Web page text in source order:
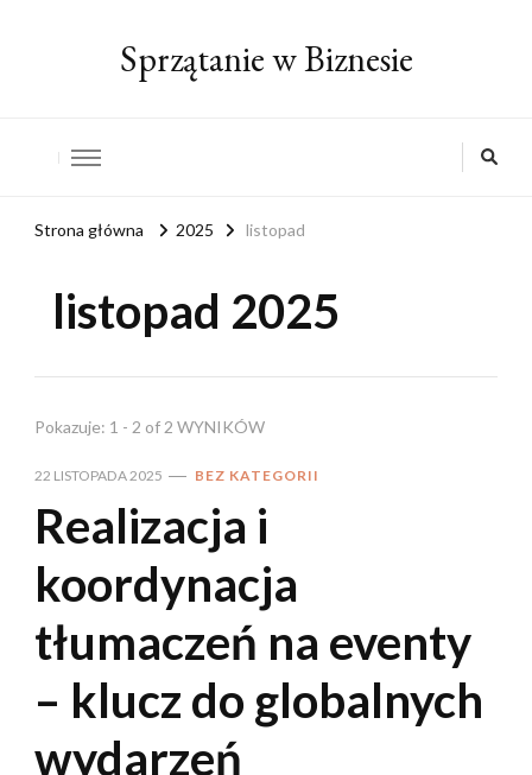
Sprzątanie w Biznesie
Strona główna 2025 listopad
listopad 2025
Pokazuje: 1 - 2 of 2 WYNIKÓW
22 LISTOPADA 2025 BEZ KATEGORII
Realizacja i
koordynacja
tłumaczeń na eventy
– klucz do globalnych
wydarzeń